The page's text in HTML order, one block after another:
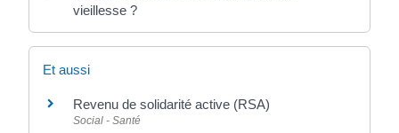
vieillesse ?
Et aussi
Revenu de solidarité active (RSA)
Social - Santé